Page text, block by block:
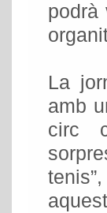
podrà
La
amb
circ